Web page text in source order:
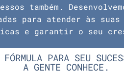
também.
para atender às suas
e garantir o seu
FÓRMULA PARA SEU
A GENTE CONHECE.